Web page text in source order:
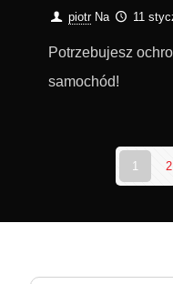
piotr Na 11
Potrzebujesz
samochód!
1 2